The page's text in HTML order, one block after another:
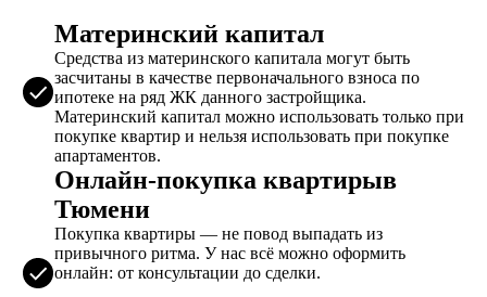
Материнский капитал
Средства из материнского капитала могут быть
засчитаны в качестве первоначального взноса по
ипотеке на ряд ЖК данного застройщика.
Материнский капитал можно использовать только при
покупке квартир и нельзя использовать при покупке
апартаментов.
Онлайн-покупка квартирыв
Тюмени
Покупка квартиры — не повод выпадать из
привычного ритма. У нас всё можно оформить
онлайн: от консультации до сделки.